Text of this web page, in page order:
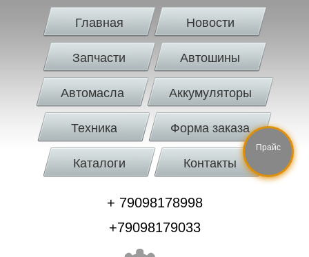
Главная Новости
Запчасти Автошины
Автомасла Аккумуляторы
Техника Форма заказа
Каталоги Контакты
+ 79098178998
+79098179033
Прайс